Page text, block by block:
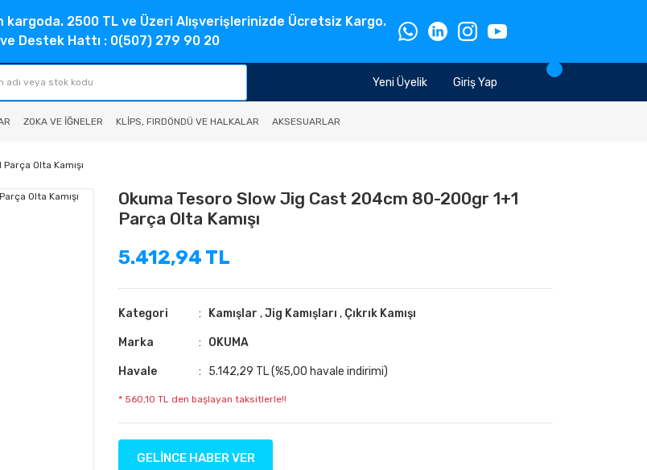
2500 TL ve Üzeri Alışverişlerinizde Ücretsiz Kargo.
Destek Hattı : 0(507) 279 90 20
Giriş Yap
Yeni Üyelik
ZOKA VE İĞNELER KLIPS, FIRDÖNDÜ VE HALKALAR AKSESUARLAR
Olta Kamışı
Okuma Tesoro Slow Jig Cast 204cm 80-200gr 1+1
Parça Olta Kamışı
5.412,94 TL
Kategori Kamışlar ,Jig Kamışları , Çıkrık Kamışı
Marka OKUMA
Havale 5.142,29 TL (%5,00 havale indirimi)
* 560,10 TL den başlayan taksitlerle!!
GELİNCE HABER VER